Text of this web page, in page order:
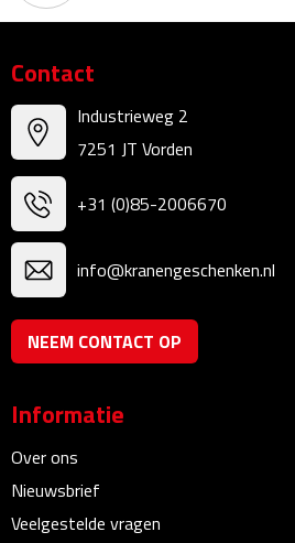
Banners
Barmatten
Naambadges & naamkaarthouders
Stickers
Visitekaartjes
Vlaggen
Bureau Toebehoren
Bureauklokken
Bureaulampen
Contact
Industrieweg 2
7251 JT Vorden
+31 (0)85-2006670
info@kranengeschenken.nl
NEEM CONTACT OP
Informatie
Over ons
Nieuwsbrief
Veelgestelde vragen